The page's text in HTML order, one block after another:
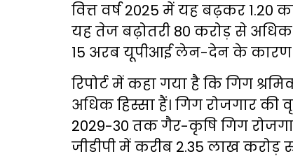
वित्त वर्ष 2025 में यह बढ़कर 1.20
यह तेज बढ़ोतरी 80 करोड़ से
15 अरब यूपीआई लेन-देन के कारण
रिपोर्ट में कहा गया है कि गिग
अधिक हिस्सा हैं। गिग रोजगार की
2029-30 तक गैर-कृषि गिग
जीडीपी में करीब 2.35 लाख करोड़